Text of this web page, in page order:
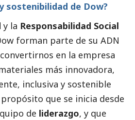
sostenibilidad de Dow?
y la Responsabilidad Social
forman parte de su ADN
en la empresa
más innovadora,
inclusiva y sostenible
que se inicia desde
de liderazgo, y que